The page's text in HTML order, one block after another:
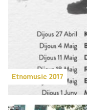
Etnomusic 2017